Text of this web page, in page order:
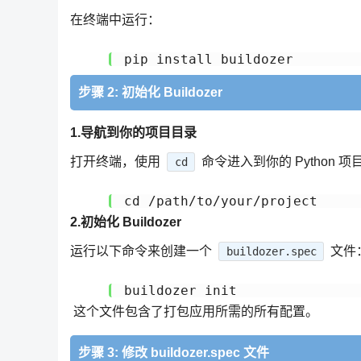
在终端中运行：
pip install buildozer
步骤 2: 初始化 Buildozer
1.导航到你的项目目录
打开终端，使用 cd 命令进入到你的 Python 项
cd /path/to/your/project
2.初始化 Buildozer
运行以下命令来创建一个 buildozer.spec 文件
buildozer init
这个文件包含了打包应用所需的所有配置。
步骤 3: 修改 buildozer.spec 文件